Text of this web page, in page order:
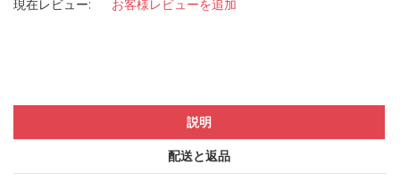
現在レビュー: お客様レビューを追加
説明
配送と返品